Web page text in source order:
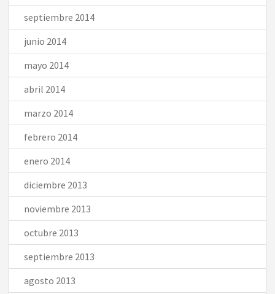
septiembre 2014
junio 2014
mayo 2014
abril 2014
marzo 2014
febrero 2014
enero 2014
diciembre 2013
noviembre 2013
octubre 2013
septiembre 2013
agosto 2013